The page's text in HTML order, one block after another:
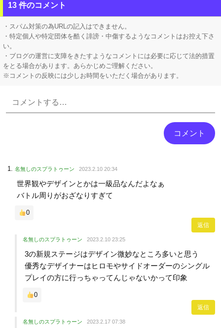
お前ら『ペルチェ素子の首ネッククーラー』使ったことあるか？
まだ墓石があるだけマシと見るべきか。今はもう合葬墓ばかり
13 件のコメント
・スパム対策の為URLの記入はできません。
・特定個人や特定団体を酷く誹謗・中傷するようなコメントはお控え下さ
い。
・ブログの運営に支障をきたすようなコメントには必要に応じて法的措置
をとる場合があります。あらかじめご理解ください。
※コメントの反映には少しお時間をいただく場合があります。
名無しのスプラトゥーン 2023.2.10 20:34
世界観やデザインとかは一級品なんだよなぁ
バトル周りがおざなりすぎて
0
返信
名無しのスプラトゥーン 2023.2.10 23:25
3の新規ステージはデザイン微妙なところ多いと思う
優秀なデザイナーはヒロモやサイドオーダーのシングル
プレイの方に行っちゃってんじゃないかって印象
0
返信
名無しのスプラトゥーン 2023.2.17 07:38